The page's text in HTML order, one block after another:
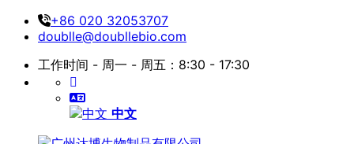
+86 020 32053707
doublle@doubllebio.com
工作时间 - 周一 - 周五：8:30 - 17:30
中文